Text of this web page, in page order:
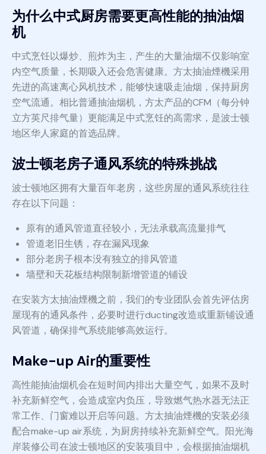
为什么中式厨房需要更高性能的抽油烟
机
中式烹饪以爆炒、煎炸为主，产生的大量油烟不仅影响室
内空气质量，长期吸入还会危害健康。方太抽油煙機采用
先进的高速离心风机技术，能够快速吸走油烟，保持厨房
空气流通。相比普通抽油烟机，方太产品的CFM（每分钟
立方英尺排气量）更能满足中式烹饪的高需求，是波士顿
地区华人家庭的首选品牌。
波士顿老房子通风系统的特殊挑战
波士顿地区拥有大量百年老房，这些房屋的通风系统往往
存在以下问题：
原有的通风管道直径较小，无法承载高流量排气
管道老旧生锈，存在漏风现象
部分老房子根本没有独立的排风管道
墙壁和天花板结构限制新增管道的铺设
在安装方太抽油煙機之前，我们的专业团队会首先评估房
屋现有的通风条件，必要时进行ducting改造或重新铺设通
风管道，确保排气系统能够高效运行。
Make-up Air的重要性
高性能抽油烟机会在短时间内排出大量空气，如果不及时
补充新鲜空气，会造成室内负压，导致燃气热水器无法正
常工作、门窗难以开启等问题。方太抽油煙機的安装必须
配合make-up air系统，为厨房持续补充新鲜空气。阳光海
岸装修公司在波士顿地区的安装项目中，会根据抽油烟机